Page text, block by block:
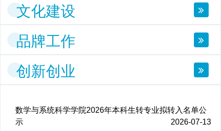
文化建设
品牌工作
创新创业
数学与系统科学学院2026年本科生转专业拟转入名单公
示
2026-07-13